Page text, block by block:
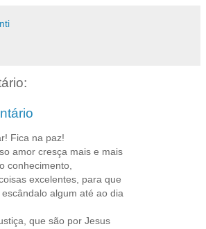
Fica na paz!
amor cresça mais e mais
conhecimento,
excelentes, para que
algum até ao dia
que são por Jesus